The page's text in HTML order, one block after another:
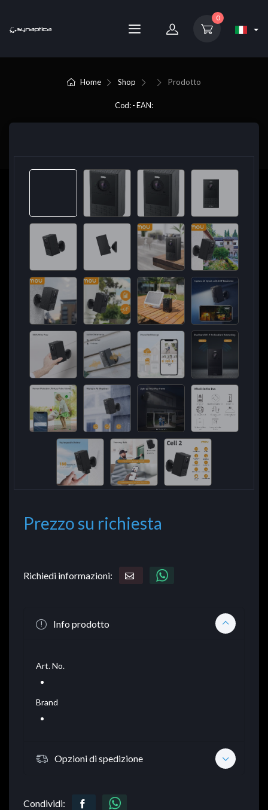
0
Home Shop Prodotto
Cod: - EAN:
Prezzo su richiesta
Richiedi informazioni:
Info prodotto
Art. No.
Brand
Opzioni di spedizione
Condividi: